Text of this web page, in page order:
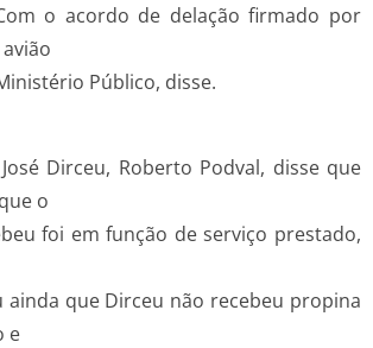
o acordo de delação firmado por
Público, disse.
Dirceu, Roberto Podval, disse que
o
foi em função de serviço prestado,
ainda que Dirceu não recebeu propina
e